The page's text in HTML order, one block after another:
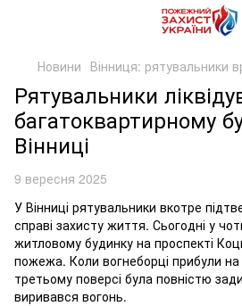
Новини Вінниця: рятувальники
Рятувальники
багатоквартирному
Вінниці
9 вересня 2025
У Вінниці рятувальники вкотре
справі захисту життя. Сьогодні у
житловому будинку на проспекті
пожежа. Коли вогнеборці прибули
третьому поверсі була повністю
виривався вогонь.